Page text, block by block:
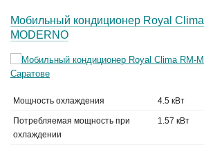
Мобильный кондиционер Royal
MODERNO
Мощность охлаждения 4.5 кВт
Потребляемая мощность при
охлаждении
1.57 кВт